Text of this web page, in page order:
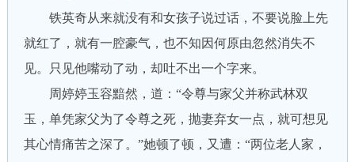
铁英奇从来就没有和女孩子说过话，不要说脸上先
就红了，就有一腔豪气，也不知因何原由忽然消失不
见。只见他嘴动了动，却吐不出一个字来。
周婷婷玉容黯然，道：“令尊与家父并称武林双
玉，单凭家父为了令尊之死，抛妻弃女一点，就可想见
其心情痛苦之深了。”她顿了顿，又遭：“两位老人家，